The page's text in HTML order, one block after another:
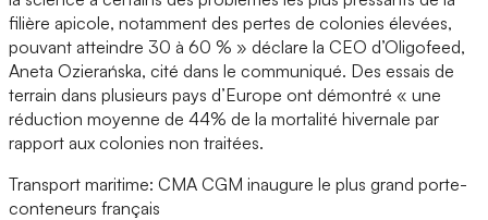
filière apicole, notamment des pertes de colonies élevées,
pouvant atteindre 30 à 60 % » déclare la CEO d’Oligofeed,
Aneta Ozierańska, cité dans le communiqué. Des essais de
terrain dans plusieurs pays d’Europe ont démontré « une
réduction moyenne de 44% de la mortalité hivernale par
rapport aux colonies non traitées.
Transport maritime: CMA CGM inaugure le plus grand porte-
conteneurs français